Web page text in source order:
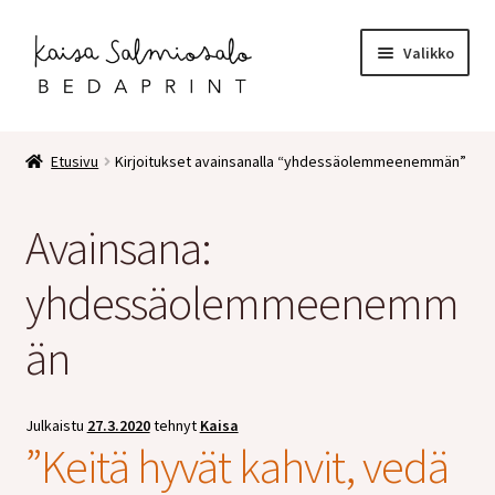
Siirry
navigointiin
Siirry
sisältöön
Valikko
Postikortit
tason
valikko
2 osaiset kortit
Pakettikortit
Vihkot
Surunvalittelu
Etusivu Kirjoitukset avainsanalla “yhdessäolemmeenemmän”
Avainsana:
yhdessäolemmeenemm
än
Julkaistu 27.3.2020tehnyt Kaisa
”Keitä hyvät kahvit, vedä